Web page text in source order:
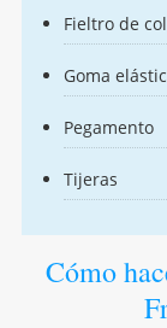
Fieltro de
Goma
Pegamento
Tijeras
Cómo